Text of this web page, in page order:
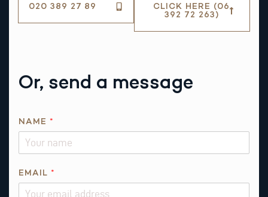
020 389 27 89
CLICK HERE (06
392 72 263)
Or, send a message
NAME *
H
EMAIL *